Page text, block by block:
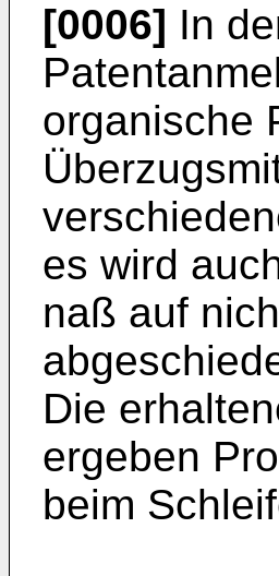
[0006] In
organische
es wird
naß auf
Die
ergeben
beim